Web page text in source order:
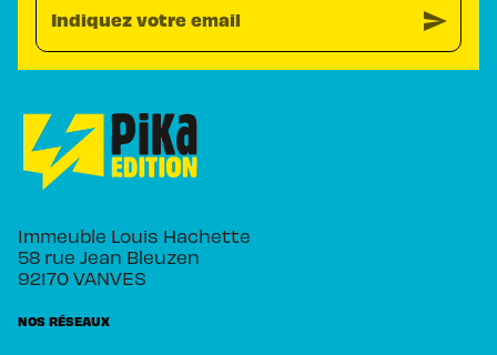
Indiquez votre email send
Immeuble Louis Hachette
58 rue Jean Bleuzen
92170 VANVES
NOS RÉSEAUX